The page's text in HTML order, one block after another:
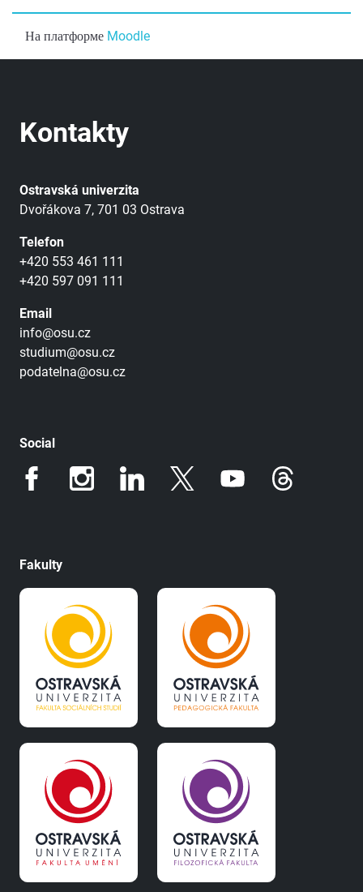
На платформе Moodle
Kontakty
Ostravská univerzita
Dvořákova 7, 701 03 Ostrava
Telefon
+420 553 461 111
+420 597 091 111
Email
info@osu.cz
studium@osu.cz
podatelna@osu.cz
Social
Fakulty